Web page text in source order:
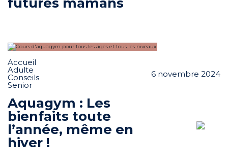
Accueil
Adulte
Conseils
Senior
6 novembre 2024
Aquagym : Les
bienfaits toute
l’année, même en
hiver !